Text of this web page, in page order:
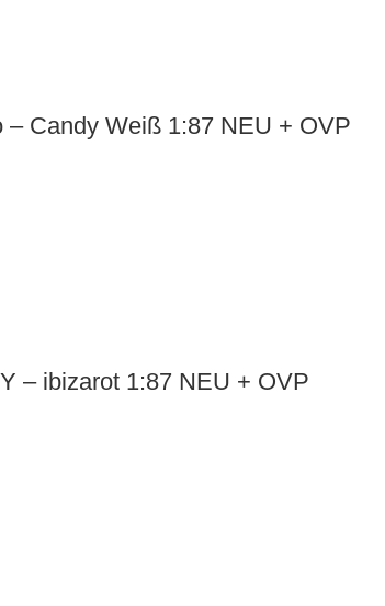
Candy Weiß 1:87 NEU + OVP
– ibizarot 1:87 NEU + OVP